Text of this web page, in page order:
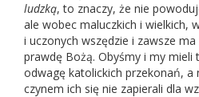
ludzką, to znaczy, że nie
ale wobec maluczkich i wielkich,
i uczonych wszędzie i zawsze
prawdę Bożą. Obyśmy i my mieli
odwagę katolickich przekonań, a
czynem ich się nie zapierali dla